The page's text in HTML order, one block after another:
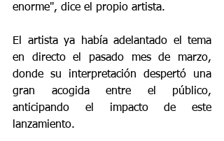
enorme", dice el propio artista.
El artista ya había adelantado el tema
en directo el pasado mes de marzo,
donde su interpretación despertó una
gran acogida entre el público,
anticipando el impacto de este
lanzamiento.